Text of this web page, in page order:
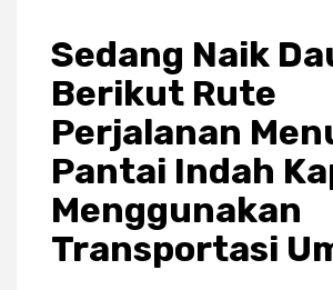
Sedang Naik
Berikut Rute
Perjalanan
Pantai Indah
Menggunakan
Transportasi